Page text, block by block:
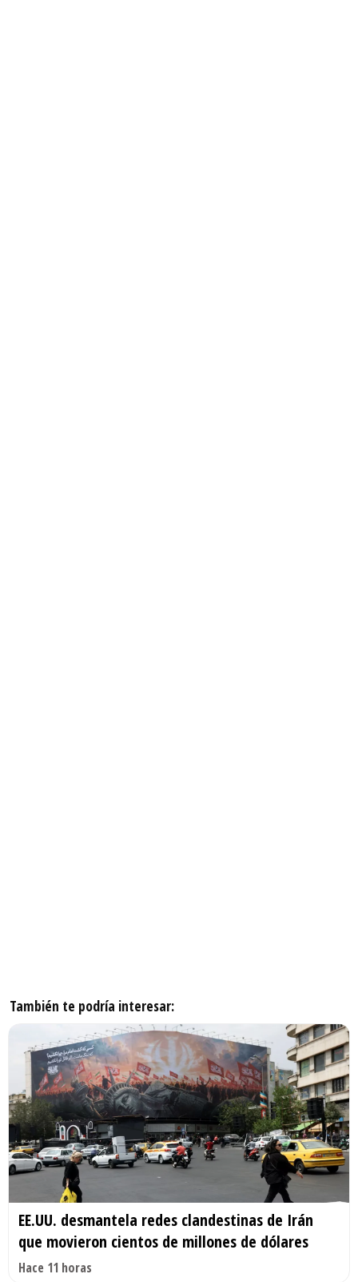
También te podría interesar:
EE.UU. desmantela redes clandestinas de Irán
que movieron cientos de millones de dólares
Hace 11 horas